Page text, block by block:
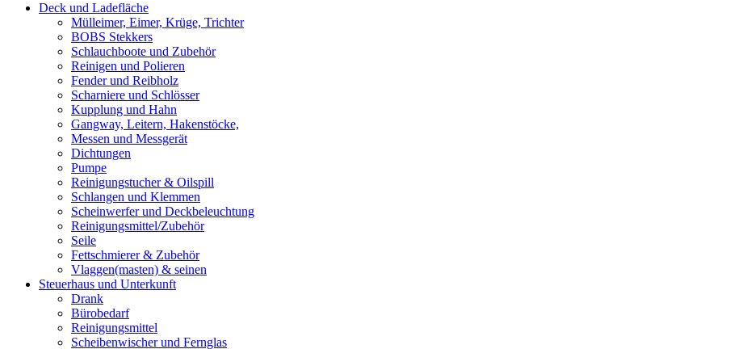
Deck und Ladefläche
Mülleimer, Eimer, Krüge, Trichter
BOBS Stekkers
Schlauchboote und Zubehör
Reinigen und Polieren
Fender und Reibholz
Scharniere und Schlösser
Kupplung und Hahn
Gangway, Leitern, Hakenstöcke,
Messen und Messgerät
Dichtungen
Pumpe
Reinigungstucher & Oilspill
Schlangen und Klemmen
Scheinwerfer und Deckbeleuchtung
Reinigungsmittel/Zubehör
Seile
Fettschmierer & Zubehör
Vlaggen(masten) & seinen
Steuerhaus und Unterkunft
Drank
Bürobedarf
Reinigungsmittel
Scheibenwischer und Fernglas